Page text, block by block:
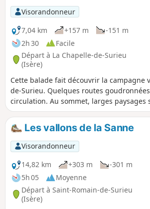
Visorandonneur
7,04 km
+157 m
-151 m
2h 30
Facile
Départ à La Chapelle-de-Surieu
(Isère)
Cette balade fait découvrir la campagne
de-Surieu. Quelques routes
circulation. Au sommet, larges paysages
Pilat d'un côté et sur la chaîne du
prés, des champs cultivés. Attention un
Sanne, à éviter en période de crue.
Les vallons de la Sanne
Visorandonneur
14,82 km
+303 m
-301 m
5h 05
Moyenne
Départ à Saint-Romain-de-Surieu
(Isère)